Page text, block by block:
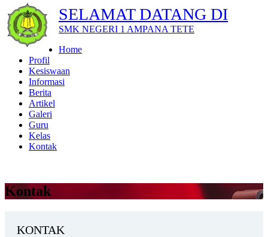
SELAMAT DATANG DI
SMK NEGERI 1 AMPANA TETE
Home
Profil
Kesiswaan
Informasi
Berita
Artikel
Galeri
Guru
Kelas
Kontak
Kontak
KONTAK